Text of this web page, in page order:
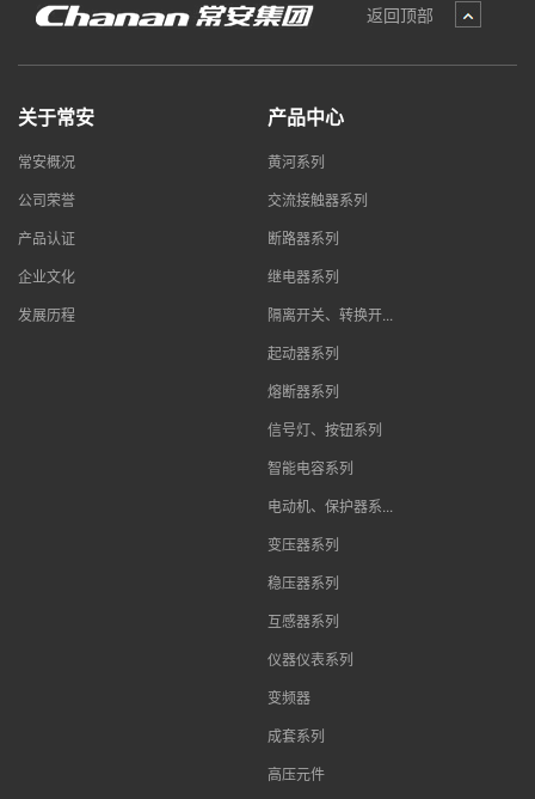
返回顶部
关于常安
常安概况
公司荣誉
产品认证
企业文化
发展历程
产品中心
黄河系列
交流接触器系列
断路器系列
继电器系列
隔离开关、转换开...
起动器系列
熔断器系列
信号灯、按钮系列
智能电容系列
电动机、保护器系...
变压器系列
稳压器系列
互感器系列
仪器仪表系列
变频器
成套系列
高压元件